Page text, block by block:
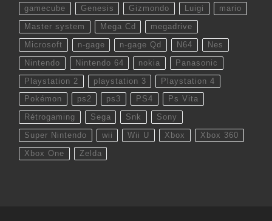
gamecube Genesis Gizmondo Luigi mario
Master system Mega Cd megadrive
Microsoft n-gage n-gage Qd N64 Nes
Nintendo Nintendo 64 nokia Panasonic
Playstation 2 playstation 3 Playstation 4
Pokémon ps2 ps3 PS4 Ps Vita
Rétrogaming Sega Snk Sony
Super Nintendo wii Wii U Xbox Xbox 360
Xbox One Zelda